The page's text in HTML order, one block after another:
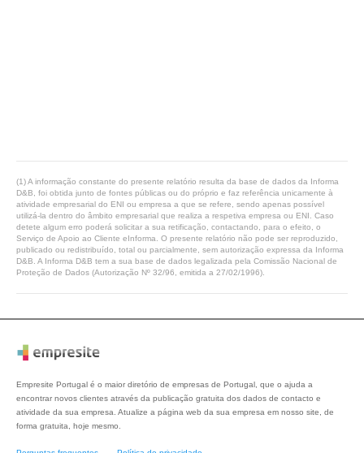
(1) A informação constante do presente relatório resulta da base de dados da Informa
D&B, foi obtida junto de fontes públicas ou do próprio e faz referência unicamente à
atividade empresarial do ENI ou empresa a que se refere, sendo apenas possível
utilizá-la dentro do âmbito empresarial que realiza a respetiva empresa ou ENI. Caso
detete algum erro poderá solicitar a sua retificação, contactando, para o efeito, o
Serviço de Apoio ao Cliente eInforma. O presente relatório não pode ser reproduzido,
publicado ou redistribuído, total ou parcialmente, sem autorização expressa da Informa
D&B. A Informa D&B tem a sua base de dados legalizada pela Comissão Nacional de
Proteção de Dados (Autorização Nº 32/96, emitida a 27/02/1996).
Empresite Portugal é o maior diretório de empresas de Portugal, que o ajuda a
encontrar novos clientes através da publicação gratuita dos dados de contacto e
atividade da sua empresa. Atualize a página web da sua empresa em nosso site, de
forma gratuita, hoje mesmo.